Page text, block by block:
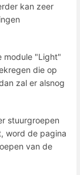
kan zeer
module "Light"
die op
zal er alsnog
stuurgroepen
word de pagina
van de